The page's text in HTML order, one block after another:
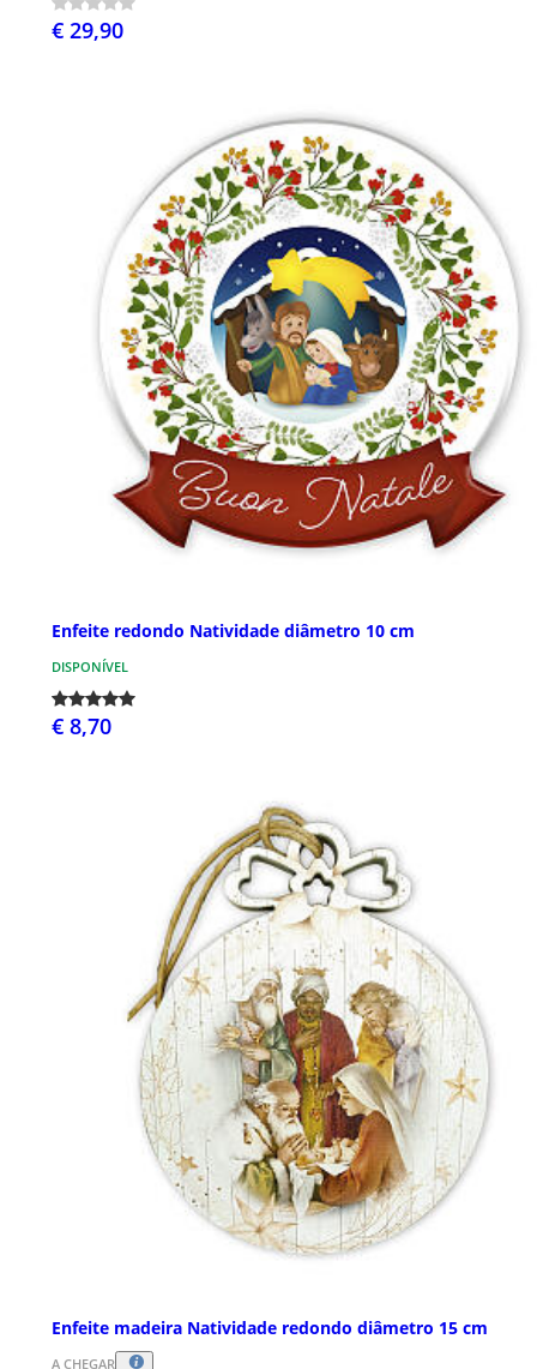
€ 29,90
Enfeite redondo Natividade diâmetro 10 cm
DISPONÍVEL
€ 8,70
Enfeite madeira Natividade redondo diâmetro 15 cm
A CHEGAR